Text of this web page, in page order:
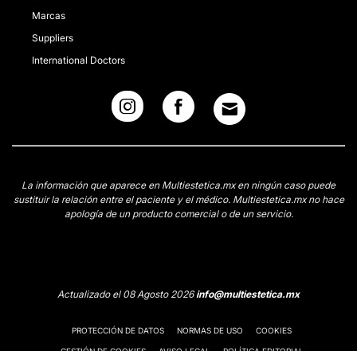
Marcas
Suppliers
International Doctors
La información que aparece en Multiestetica.mx en ningún caso puede
sustituir la relación entre el paciente y el médico. Multiestetica.mx no hace
apología de un producto comercial o de un servicio.
Actualizado el 08 Agosto 2026info@multiestetica.mx
PROTECCIÓN DE DATOS NORMAS DE USO COOKIES